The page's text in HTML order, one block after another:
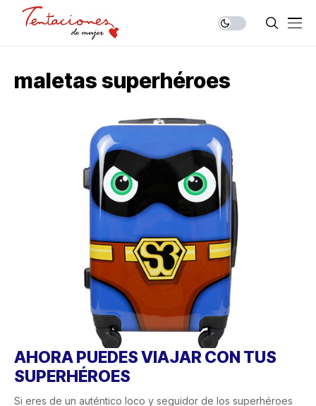
maletas superhéroes
AHORA PUEDES VIAJAR CON TUS
SUPERHÉROES
Si eres de un auténtico loco y seguidor de los superhéroes